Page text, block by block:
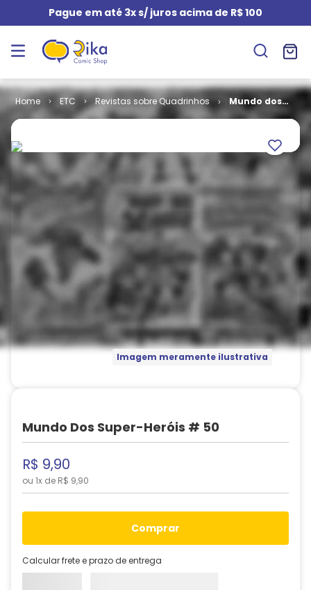
Pague em até 3x s/ juros acima de R$ 100
ETC Revistas sobre Quadrinhos
Mundo dos
Super-Heróis
Imagem meramente ilustrativa
Mundo Dos Super-Heróis # 50
R$ 9,90
ou 1x de R$ 9,90
comprar
Calcular frete e prazo de entrega